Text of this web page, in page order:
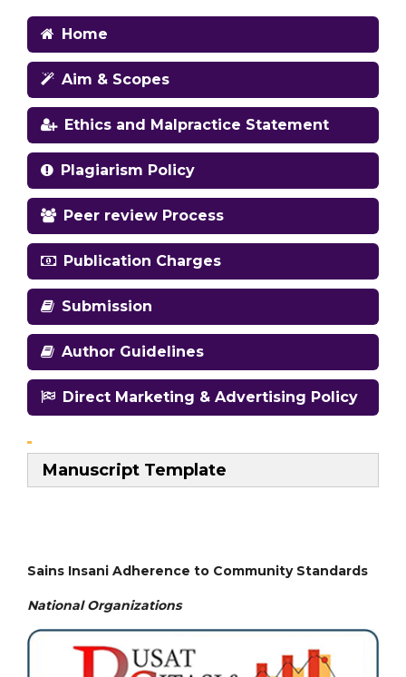
Home
Aim & Scopes
Ethics and Malpractice Statement
Plagiarism Policy
Peer review Process
Publication Charges
Submission
Author Guidelines
Direct Marketing & Advertising Policy
Manuscript Template
Sains Insani Adherence to Community Standards
National Organizations